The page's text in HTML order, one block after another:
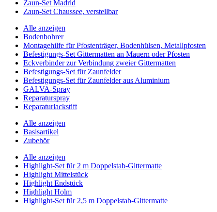
Zaun-Set Madrid
Zaun-Set Chaussee, verstellbar
Alle anzeigen
Bodenbohrer
Montagehilfe für Pfostenträger, Bodenhülsen, Metallpfosten
Befestigungs-Set Gittermatten an Mauern oder Pfosten
Eckverbinder zur Verbindung zweier Gittermatten
Befestigungs-Set für Zaunfelder
Befestigungs-Set für Zaunfelder aus Aluminium
GALVA-Spray
Reparaturspray
Reparaturlackstift
Alle anzeigen
Basisartikel
Zubehör
Alle anzeigen
Highlight-Set für 2 m Doppelstab-Gittermatte
Highlight Mittelstück
Highlight Endstück
Highlight Holm
Highlight-Set für 2,5 m Doppelstab-Gittermatte